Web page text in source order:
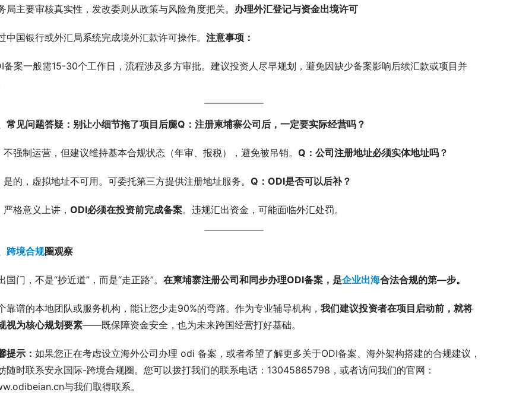
局主要审核真实性，发改委则从政策与风险角度把关。 办理外汇登记与资金出境许可
中国银行或外汇局系统完成境外汇款许可操作。 注意事项：
备案一般需15-30个工作日，流程涉及多方审批。建议投资人尽早规划，避免因缺少备案影响后续汇款或项目并
常见问题答疑：别让小细节拖了项目后腿Q：注册柬埔寨公司后，一定要实际经营吗？
不强制运营，但建议维持基本合规状态（年审、报税），避免被吊销。 Q：公司注册地址必须实体地址吗？
是的，虚拟地址不可用。可委托第三方提供注册地址服务。 Q：ODI是否可以后补？
严格意义上讲， ODI必须在投资前完成备案。违规汇出资金，可能面临外汇处罚。
跨境合规圈观察
国门，不是“抄近道”，而是“走正路”。 在柬埔寨注册公司和同步办理ODI备案，是企业出海合法合规的第—步。
靠谱的本地团队或服务机构，能让您少走90%的弯路。作为专业辅导机构， 我们建议投资者在项目启动前，就将
视为核心规划要素——既保障资金安全，也为未来跨国经营打好基础。
提示： 如果您正在考虑设立海外公司办理 odi 备案，或者希望了解更多关于ODI备案、海外架构搭建的合规建议，
随时联系安永国际-跨境合规圈。您可以拨打我们的联系电话：13045865798，或者访问我们的官网：
与我们取得联系。